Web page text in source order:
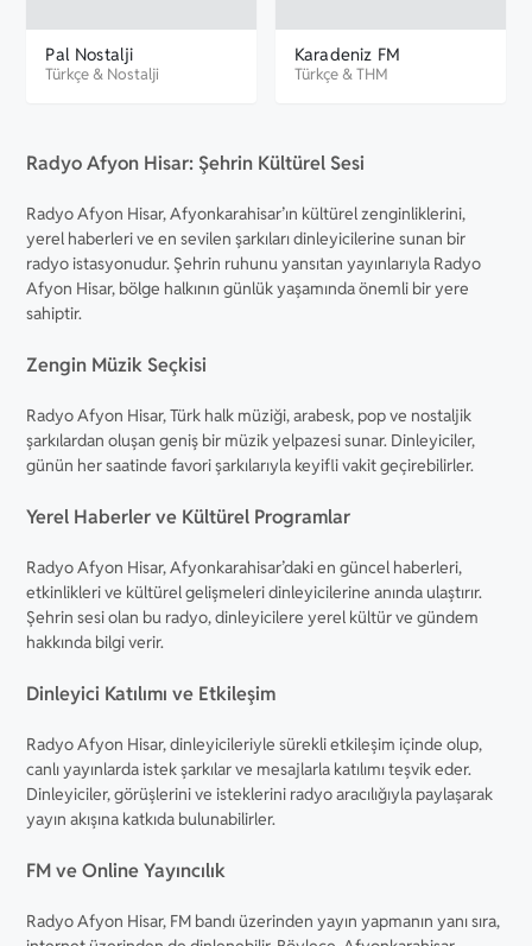
Pal Nostalji
Türkçe& Nostalji
Karadeniz FM
Türkçe&THM
Radyo Afyon Hisar: Şehrin Kültürel Sesi
Radyo Afyon Hisar, Afyonkarahisar’ın kültürel zenginliklerini,
yerel haberleri ve en sevilen şarkıları dinleyicilerine sunan bir
radyo istasyonudur. Şehrin ruhunu yansıtan yayınlarıyla Radyo
Afyon Hisar, bölge halkının günlük yaşamında önemli bir yere
sahiptir.
Zengin Müzik Seçkisi
Radyo Afyon Hisar, Türk halk müziği, arabesk, pop ve nostaljik
şarkılardan oluşan geniş bir müzik yelpazesi sunar. Dinleyiciler,
günün her saatinde favori şarkılarıyla keyifli vakit geçirebilirler.
Yerel Haberler ve Kültürel Programlar
Radyo Afyon Hisar, Afyonkarahisar’daki en güncel haberleri,
etkinlikleri ve kültürel gelişmeleri dinleyicilerine anında ulaştırır.
Şehrin sesi olan bu radyo, dinleyicilere yerel kültür ve gündem
hakkında bilgi verir.
Dinleyici Katılımı ve Etkileşim
Radyo Afyon Hisar, dinleyicileriyle sürekli etkileşim içinde olup,
canlı yayınlarda istek şarkılar ve mesajlarla katılımı teşvik eder.
Dinleyiciler, görüşlerini ve isteklerini radyo aracılığıyla paylaşarak
yayın akışına katkıda bulunabilirler.
FM ve Online Yayıncılık
Radyo Afyon Hisar, FM bandı üzerinden yayın yapmanın yanı sıra,